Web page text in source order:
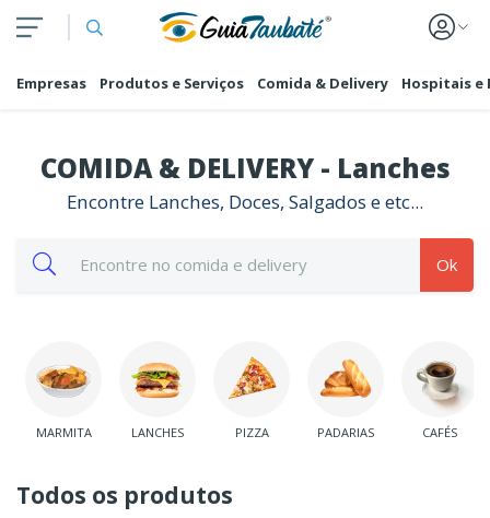
Empresas Produtos e Serviços Comida & Delivery Hospitais e
COMIDA & DELIVERY - Lanches
Encontre Lanches, Doces, Salgados e etc...
Ok
MARMITA LANCHES PIZZA PADARIAS CAFÉS
Todos os produtos